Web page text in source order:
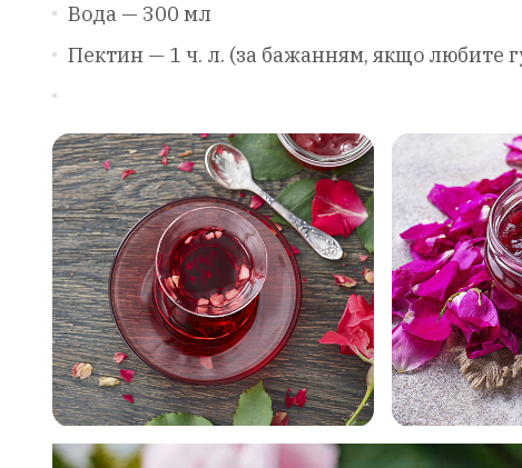
Вода — 300 мл
Пектин — 1 ч. л. (за бажанням, якщо любите